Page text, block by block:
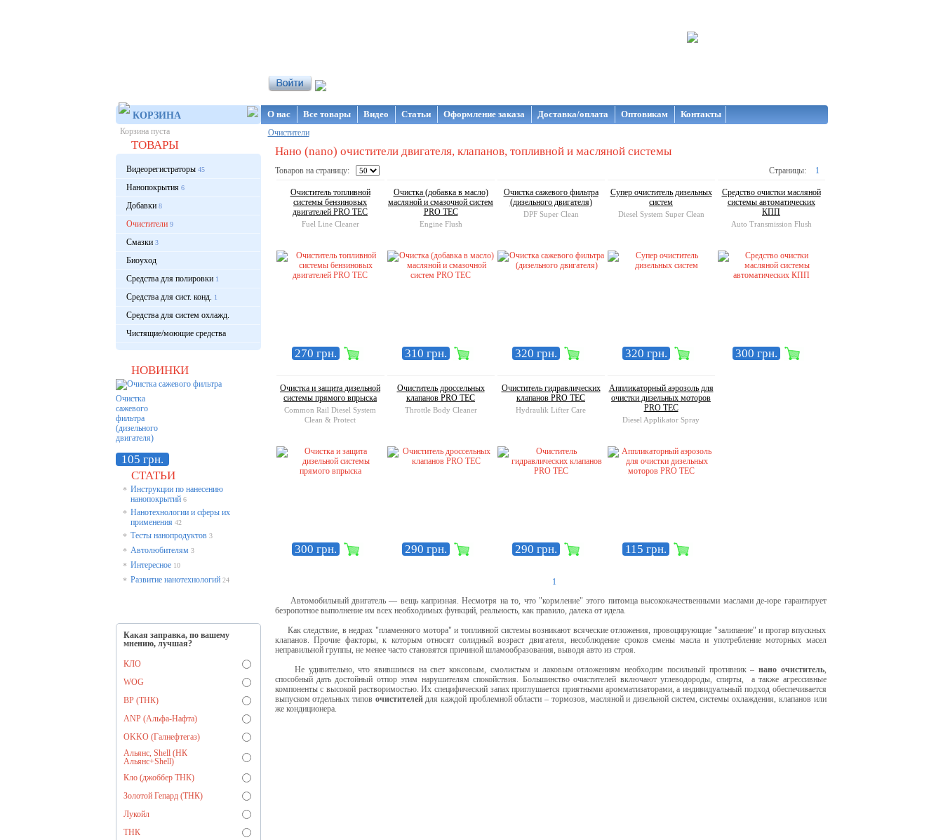
КОРЗИНА
Корзина пуста
ТОВАРЫ
Видеорегистраторы45
Нанопокрытия6
Добавки8
Очистители9
Смазки3
Биоуход
Средства для полировки1
Средства для сист. конд. 1
Средства для систем охлажд.
Чистящие/моющие средства
НОВИНКИ
Очистка
сажевого
фильтра
(дизельного
двигателя)
105 грн.
СТАТЬИ
* Инструкции по нанесению
нанопокрытий 6
* Нанотехнологии и сферы их
применения 42
* Тесты нанопродуктов 3
* Автолюбителям 3
* Интересное 10
* Развитие нанотехнологий 24
Какая заправка, по вашему
мнению, лучшая?
КЛО
WOG
BP (ТНК)
ANP (Альфа-Нафта)
OKKO (Галнефтегаз)
Альянс, Shell (НК
Альянс+Shell)
Кло (джоббер ТНК)
Золотой Гепард (ТНК)
Лукойл
ТНК
О нас Все товары Видео Статьи Оформление заказа Доставка/оплата Оптовикам Контакты
Очистители
Нано (nano) очистители двигателя, клапанов, топливной и масляной системы
Товаров на страницу: Страницы: 1
Очиститель топливной
системы бензиновых
двигателей PRO TEC
Fuel Line Cleaner
270 грн.
Очистка (добавка в масло)
масляной и смазочной систем
PRO TEC
Engine Flush
310 грн.
Очистка сажевого фильтра
(дизельного двигателя)
DPF Super Clean
320 грн.
Супер очиститель дизельных
систем
Diesel System Super Clean
320 грн.
Средство очистки масляной
системы автоматических
КПП
Auto Transmission Flush
300 грн.
Очистка и защита дизельной
системы прямого впрыска
Common Rail Diesel System
Clean & Protect
300 грн.
Очиститель дроссельных
клапанов PRO TEC
Throttle Body Cleaner
290 грн.
Очиститель гидравлических
клапанов PRO TEC
Hydraulik Lifter Care
290 грн.
Аппликаторный аэрозоль для
очистки дизельных моторов
PRO TEC
Diesel Applikator Spray
115 грн.
1
Автомобильный двигатель — вещь капризная. Несмотря на то, что "кормление" этого питомца высококачественными маслами де-юре гарантирует
безропотное выполнение им всех необходимых функций, реальность, как правило, далека от идела.
Как следствие, в недрах "пламенного мотора" и топливной системы возникают всяческие отложения, провоцирующие "залипание" и прогар впускных
клапанов. Прочие факторы, к которым относят солидный возраст двигателя, несоблюдение сроков смены масла и употребление моторных масел
неправильной группы, не менее часто становятся причиной шламообразования, выводя авто из строя.
Не удивительно, что явившимся на свет коксовым, смолистым и лаковым отложениям необходим посильный противник – нано очиститель,
способный дать достойный отпор этим нарушителям спокойствия. Большинство очистителей включают углеводороды, спирты, а также агрессивные
компоненты с высокой растворимостью. Их специфический запах приглушается приятными аромматизаторами, а индивидуальный подход обеспечивается
выпуском отдельных типов очистителейдля каждой проблемной области – тормозов, масляной и дизельной систем, системы охлаждения, клапанов или
же кондиционера.